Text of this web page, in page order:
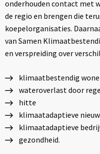
onderhouden contact met
de regio en brengen die
koepelorganisaties.
van Samen
en verspreiding over
klimaatbestendig
wateroverlast door
hitte
klimaatadaptieve
klimaatadaptieve
gezondheid.